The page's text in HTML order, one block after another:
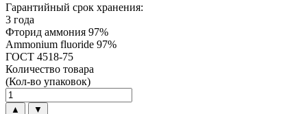
Гарантийный срок хранения:
3 года
Фторид аммония 97%
Ammonium fluoride 97%
ГОСТ 4518-75
Количество товара
(Кол-во упаковок)
Количество
товара
▲
▼